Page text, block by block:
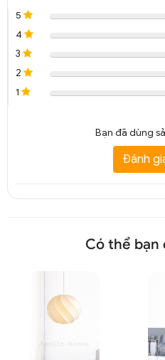
5
4
3
2
1
Bạn đã dùng
Đánh
Có thể bạn